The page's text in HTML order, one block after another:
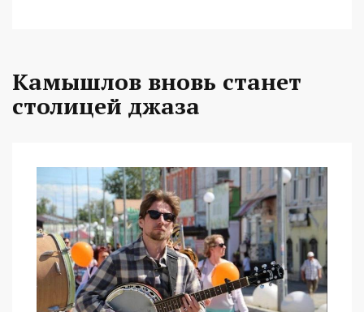
Камышлов вновь станет
столицей джаза